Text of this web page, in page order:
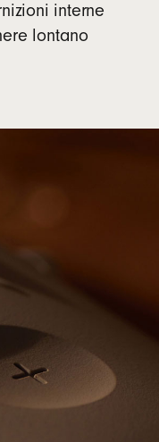
interne
lontano